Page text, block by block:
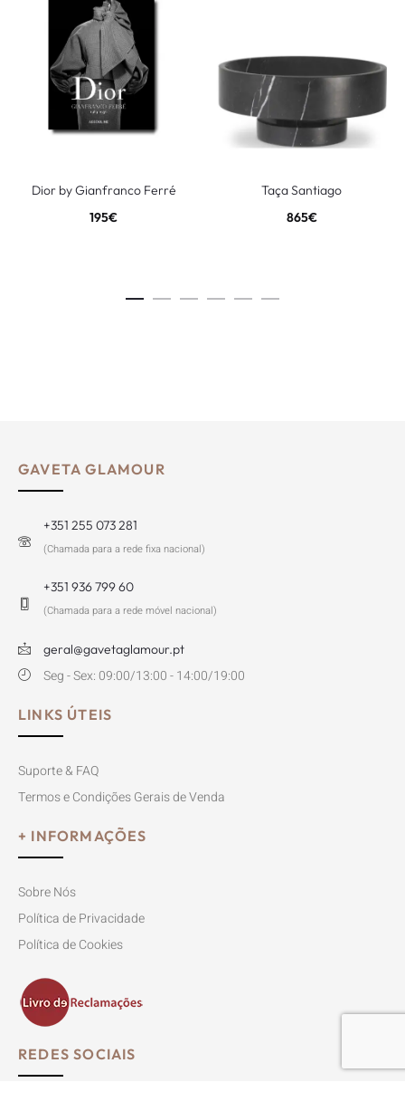
Dior by Gianfranco Ferré
195€
Taça Santiago
865€
GAVETA GLAMOUR
+351 255 073 281
(Chamada para a rede fixa nacional)
+351 936 799 60
(Chamada para a rede móvel nacional)
geral@gavetaglamour.pt
Seg - Sex: 09:00/13:00 - 14:00/19:00
LINKS ÚTEIS
Suporte & FAQ
Termos e Condições Gerais de Venda
+ INFORMAÇÕES
Sobre Nós
Política de Privacidade
Política de Cookies
REDES SOCIAIS